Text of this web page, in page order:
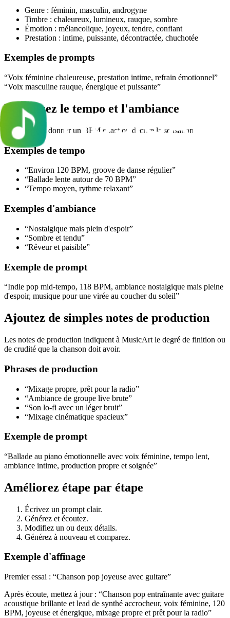
Genre : féminin, masculin, androgyne
Timbre : chaleureux, lumineux, rauque, sombre
Émotion : mélancolique, joyeux, tendre, confiant
Prestation : intime, puissante, décontractée, chuchotée
Exemples de prompts
“Voix féminine chaleureuse, prestation intime, refrain émotionnel”
“Voix masculine rauque, énergique et puissante”
Définissez le tempo et l'ambiance
Vous pouvez donner un BPM exact ou décrire la sensation.
Exemples de tempo
“Environ 120 BPM, groove de danse régulier”
“Ballade lente autour de 70 BPM”
“Tempo moyen, rythme relaxant”
Exemples d'ambiance
“Nostalgique mais plein d'espoir”
“Sombre et tendu”
“Rêveur et paisible”
Exemple de prompt
“Indie pop mid-tempo, 118 BPM, ambiance nostalgique mais pleine
d'espoir, musique pour une virée au coucher du soleil”
Ajoutez de simples notes de production
Les notes de production indiquent à MusicArt le degré de finition ou
de crudité que la chanson doit avoir.
Phrases de production
“Mixage propre, prêt pour la radio”
“Ambiance de groupe live brute”
“Son lo-fi avec un léger bruit”
“Mixage cinématique spacieux”
Exemple de prompt
“Ballade au piano émotionnelle avec voix féminine, tempo lent,
ambiance intime, production propre et soignée”
Améliorez étape par étape
Écrivez un prompt clair.
Générez et écoutez.
Modifiez un ou deux détails.
Générez à nouveau et comparez.
Exemple d'affinage
Premier essai : “Chanson pop joyeuse avec guitare”
Après écoute, mettez à jour : “Chanson pop entraînante avec guitare
acoustique brillante et lead de synthé accrocheur, voix féminine, 120
BPM, joyeuse et énergique, mixage propre et prêt pour la radio”